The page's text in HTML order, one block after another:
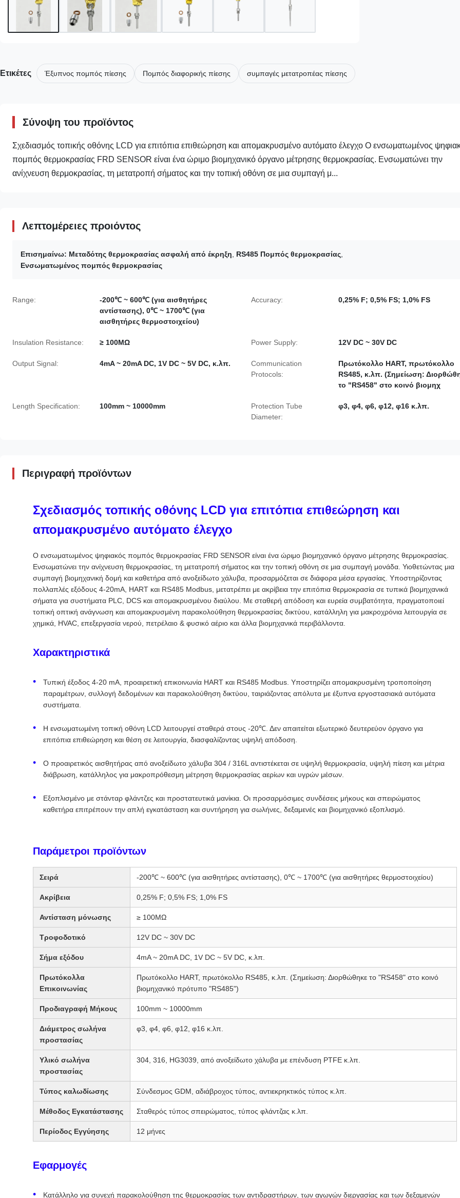
Ετικέτες Έξυπνος πομπός πίεσης Πομπός διαφορικής πίεσης συμπαγές μετατροπέας πίεσης
Σύνοψη του προϊόντος
Σχεδιασμός τοπικής οθόνης LCD για επιτόπια επιθεώρηση και απομακρυσμένο αυτόματο έλεγχο Ο ενσωματωμένος
πομπός θερμοκρασίας FRD SENSOR είναι ένα ώριμο βιομηχανικό όργανο μέτρησης θερμοκρασίας. Ενσωματώνει την
ανίχνευση θερμοκρασίας, τη μετατροπή σήματος και την τοπική οθόνη σε μια συμπαγή μ...
Λεπτομέρειες προιόντος
Επισημαίνω: Μεταδότης θερμοκρασίας ασφαλή από έκρηξη RS485 Πομπός θερμοκρασίας
Ενσωματωμένος πομπός θερμοκρασίας
Range:
-200℃ ~ 600℃ (για αισθητήρες
αντίστασης), 0℃ ~ 1700℃ (για
αισθητήρες θερμοστοιχείου)
Accuracy: 0,25% F; 0,5% FS; 1,0% FS
Insulation Resistance: ≥ 100MΩ Power Supply: 12V DC ~ 30V DC
Output Signal: 4mA ~ 20mA DC, 1V DC ~ 5V DC, κ.λπ.
Communication
Protocols:
Πρωτόκολλο HART, πρωτόκολλο
RS485, κ.λπ. (Σημείωση:
το "RS458" στο κοινό βιομηχ
Length Specification: 100mm ~ 10000mm
Protection Tube
Diameter:
φ3, φ4, φ6, φ12, φ16 κ.λπ.
Περιγραφή προϊόντων
Σχεδιασμός τοπικής οθόνης LCD για επιτόπια επιθεώρηση και
απομακρυσμένο αυτόματο έλεγχο
Ο ενσωματωμένος ψηφιακός πομπός θερμοκρασίας FRD SENSOR είναι ένα ώριμο βιομηχανικό όργανο μέτρησης θερμοκρασίας.
Ενσωματώνει την ανίχνευση θερμοκρασίας, τη μετατροπή σήματος και την τοπική οθόνη σε μια συμπαγή μονάδα. Υιοθετώντας μια
συμπαγή βιομηχανική δομή και καθετήρα από ανοξείδωτο χάλυβα, προσαρμόζεται σε διάφορα μέσα εργασίας. Υποστηρίζοντας
πολλαπλές εξόδους 4-20mA, HART και RS485 Modbus, μετατρέπει με ακρίβεια την επιτόπια θερμοκρασία σε τυπικά βιομηχανικά
σήματα για συστήματα PLC, DCS και απομακρυσμένου διαύλου. Με σταθερή απόδοση και ευρεία συμβατότητα, πραγματοποιεί
τοπική οπτική ανάγνωση και απομακρυσμένη παρακολούθηση θερμοκρασίας δικτύου, κατάλληλη για μακροχρόνια λειτουργία σε
χημικά, HVAC, επεξεργασία νερού, πετρέλαιο & φυσικό αέριο και άλλα βιομηχανικά περιβάλλοντα.
Χαρακτηριστικά
Τυπική έξοδος 4-20 mA, προαιρετική επικοινωνία HART και RS485 Modbus. Υποστηρίζει απομακρυσμένη τροποποίηση
παραμέτρων, συλλογή δεδομένων και παρακολούθηση δικτύου, ταιριάζοντας απόλυτα με έξυπνα εργοστασιακά αυτόματα
συστήματα.
Η ενσωματωμένη τοπική οθόνη LCD λειτουργεί σταθερά στους -20℃. Δεν απαιτείται εξωτερικό δευτερεύον όργανο για
επιτόπια επιθεώρηση και θέση σε λειτουργία, διασφαλίζοντας υψηλή απόδοση.
Ο προαιρετικός αισθητήρας από ανοξείδωτο χάλυβα 304 / 316L αντιστέκεται σε υψηλή θερμοκρασία, υψηλή πίεση και μέτρια
διάβρωση, κατάλληλος για μακροπρόθεσμη μέτρηση θερμοκρασίας αερίων και υγρών μέσων.
Εξοπλισμένο με στάνταρ φλάντζες και προστατευτικά μανίκια. Οι προσαρμόσιμες συνδέσεις μήκους και σπειρώματος
καθετήρα επιτρέπουν την απλή εγκατάσταση και συντήρηση για σωλήνες, δεξαμενές και βιομηχανικό εξοπλισμό.
Παράμετροι προϊόντων
Σειρά -200℃ ~ 600℃ (για αισθητήρες αντίστασης), 0℃ ~ 1700℃ (για αισθητήρες θερμοστοιχείου)
Ακρίβεια 0,25% F; 0,5% FS; 1,0% FS
Αντίσταση μόνωσης ≥ 100MΩ
Τροφοδοτικό 12V DC ~ 30V DC
Σήμα εξόδου 4mA ~ 20mA DC, 1V DC ~ 5V DC, κ.λπ.
Πρωτόκολλα
Επικοινωνίας
Πρωτόκολλο HART, πρωτόκολλο RS485, κ.λπ. (Σημείωση: Διορθώθηκε το "RS458" στο κοινό
βιομηχανικό πρότυπο "RS485")
Προδιαγραφή Μήκους 100mm ~ 10000mm
Διάμετρος σωλήνα
προστασίας
φ3, φ4, φ6, φ12, φ16 κ.λπ.
Υλικό σωλήνα
προστασίας
304, 316, HG3039, από ανοξείδωτο χάλυβα με επένδυση PTFE κ.λπ.
Τύπος καλωδίωσης Σύνδεσμος GDM, αδιάβροχος τύπος, αντιεκρηκτικός τύπος κ.λπ.
Μέθοδος Εγκατάστασης Σταθερός τύπος σπειρώματος, τύπος φλάντζας κ.λπ.
Περίοδος Εγγύησης 12 μήνες
Εφαρμογές
Κατάλληλο για συνεχή παρακολούθηση της θερμοκρασίας των αντιδραστήρων, των αγωγών διεργασίας και των δεξαμενών